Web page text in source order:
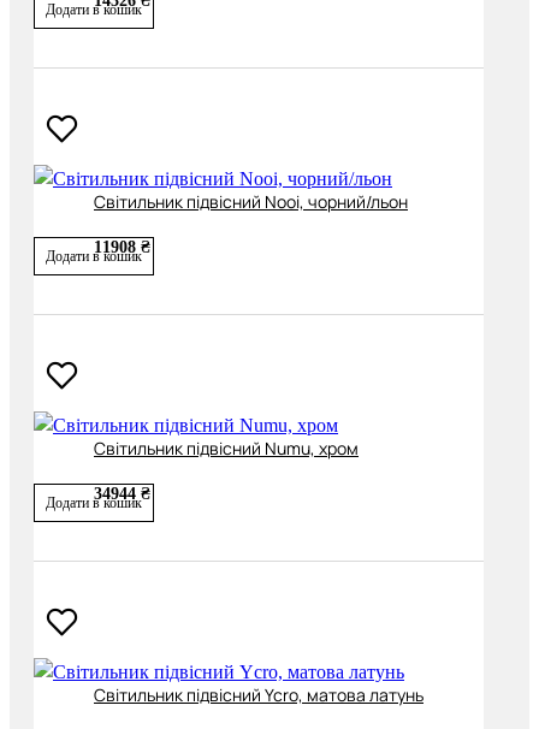
Додати в кошик
Світильник підвісний Nooi, чорний/льон
11908 ₴
Додати в кошик
Світильник підвісний Numu, хром
34944 ₴
Додати в кошик
Світильник підвісний Ycro, матова латунь